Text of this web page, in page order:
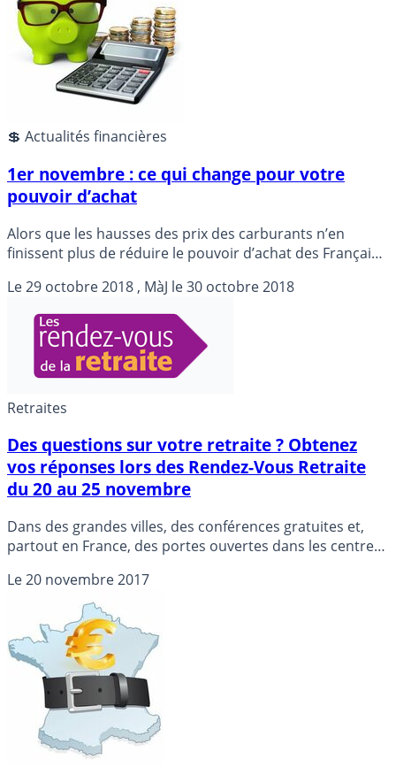
💲 Actualités financières
1er novembre : ce qui change pour votre
pouvoir d’achat
Alors que les hausses des prix des carburants n’en
finissent plus de réduire le pouvoir d’achat des Français,
applicables à partir du 1er novembre 2018. Évidemment,
toujours de mauvaises nouvelles, le prix du gaz
notamment, toujours en hausse.
Le29 octobre 2018 , MàJ le30 octobre 2018
Retraites
Des questions sur votre retraite ? Obtenez
vos réponses lors des Rendez-Vous Retraite
du 20 au 25 novembre
Dans des grandes villes, des conférences gratuites et,
partout en France, des portes ouvertes dans les centres
20 au 25 novembre 2017. Les experts répondent à toutes
vos questions sur votre retraite, gratuitement.
Le20 novembre 2017